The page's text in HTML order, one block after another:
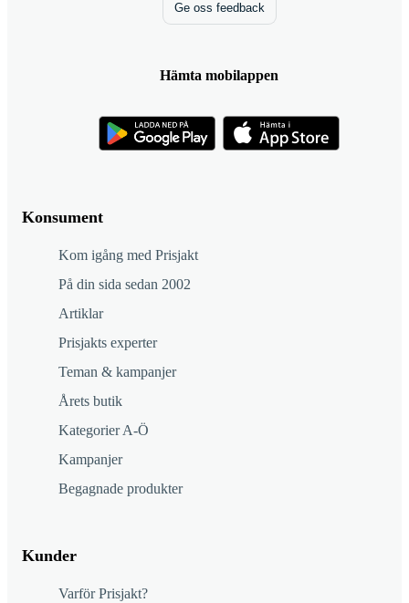
Konsument
Kom igång med Prisjakt
På din sida sedan 2002
Artiklar
Prisjakts experter
Teman & kampanjer
Årets butik
Kategorier A-Ö
Kampanjer
Begagnade produkter
Kunder
Varför Prisjakt?
Ge oss feedback
Hämta mobilappen